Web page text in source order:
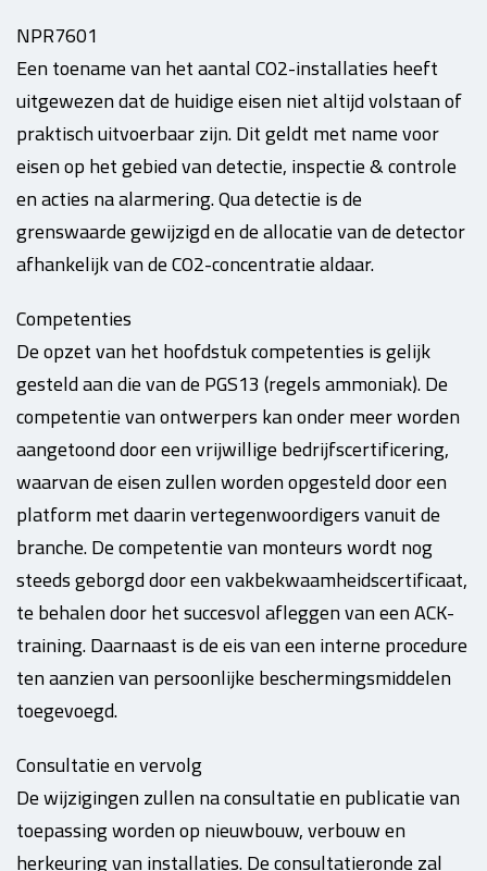
NPR7601
Een toename van het aantal CO2-installaties heeft
uitgewezen dat de huidige eisen niet altijd volstaan of
praktisch uitvoerbaar zijn. Dit geldt met name voor
eisen op het gebied van detectie, inspectie & controle
en acties na alarmering. Qua detectie is de
grenswaarde gewijzigd en de allocatie van de detector
afhankelijk van de CO2-concentratie aldaar.
Competenties
De opzet van het hoofdstuk competenties is gelijk
gesteld aan die van de PGS13 (regels ammoniak). De
competentie van ontwerpers kan onder meer worden
aangetoond door een vrijwillige bedrijfscertificering,
waarvan de eisen zullen worden opgesteld door een
platform met daarin vertegenwoordigers vanuit de
branche. De competentie van monteurs wordt nog
steeds geborgd door een vakbekwaamheidscertificaat,
te behalen door het succesvol afleggen van een ACK-
training. Daarnaast is de eis van een interne procedure
ten aanzien van persoonlijke beschermingsmiddelen
toegevoegd.
Consultatie en vervolg
De wijzigingen zullen na consultatie en publicatie van
toepassing worden op nieuwbouw, verbouw en
herkeuring van installaties. De consultatieronde zal